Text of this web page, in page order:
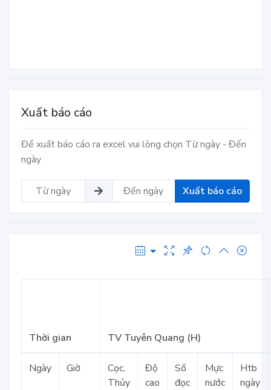
Xuất báo cáo
Để xuất báo cáo ra excel vui lòng chọn Từ ngày - Đến
ngày
Xuất báo cáo
Thời gian TV Tuyên Quang (H)
Ngày Giờ
Cọc,
Thủy
Độ
cao
Số
đọc
Mực
nước
Htb
ngày